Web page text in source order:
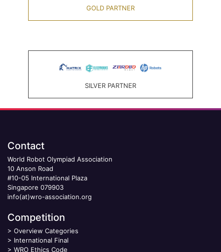
GOLD PARTNER
SILVER PARTNER
Contact
World Robot Olympiad Association
10 Anson Road
#10-05 International Plaza
Singapore 079903
info(at)wro-association.org
Competition
> Overview Categories
> International Final
> WRO Ethics Code